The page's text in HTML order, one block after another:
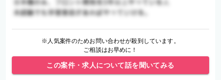
※人気案件のためお問い合わせが殺到しています。
ご相談はお早めに！
この案件・求人について話を聞いてみる